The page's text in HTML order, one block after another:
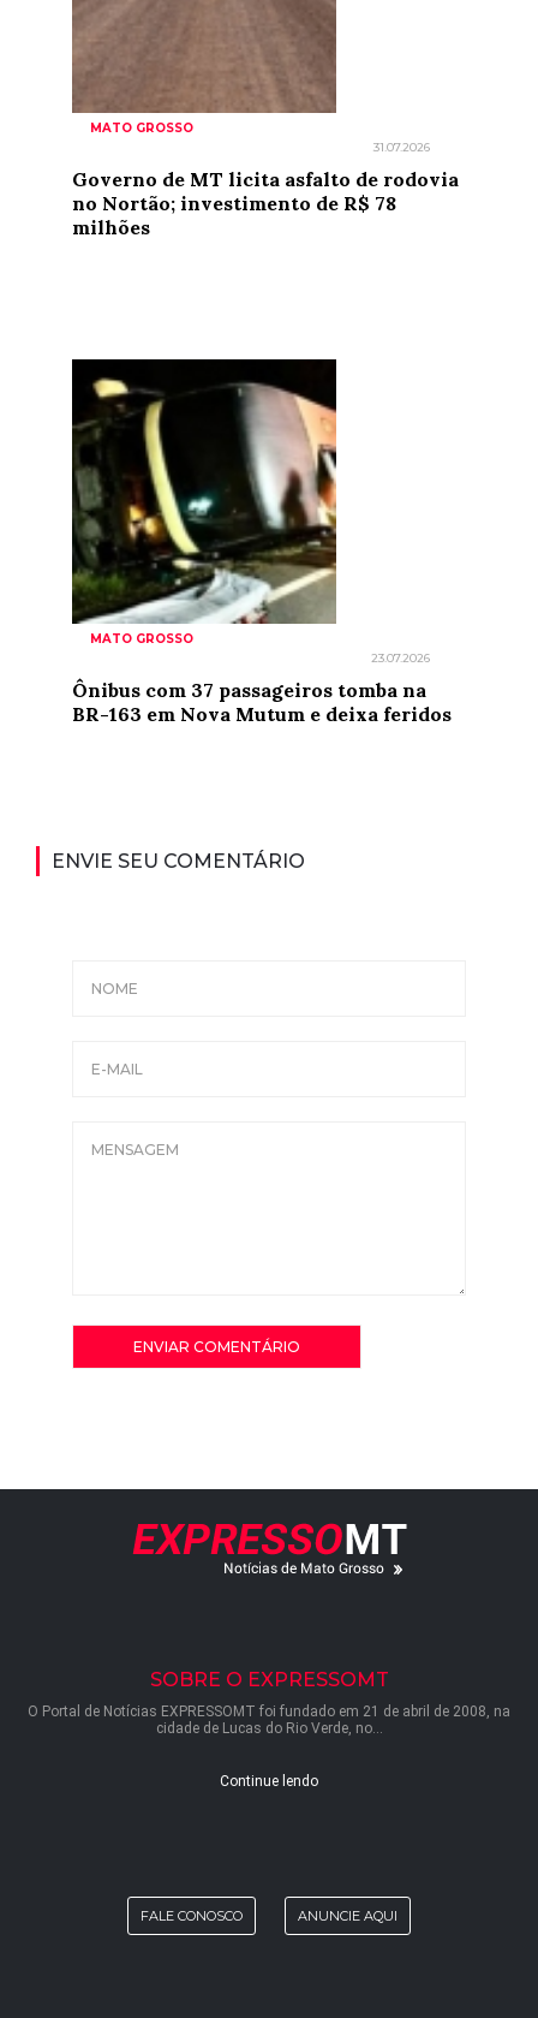
MATO GROSSO
31.07.2026
Governo de MT licita asfalto de rodovia
no Nortão; investimento de R$ 78
milhões
MATO GROSSO
23.07.2026
Ônibus com 37 passageiros tomba na
BR-163 em Nova Mutum e deixa feridos
ENVIE SEU COMENTÁRIO
SOBRE O EXPRESSOMT
O Portal de Notícias EXPRESSOMT foi fundado em 21 de abril de 2008, na
cidade de Lucas do Rio Verde, no...
Continue lendo
FALE CONOSCO ANUNCIE AQUI